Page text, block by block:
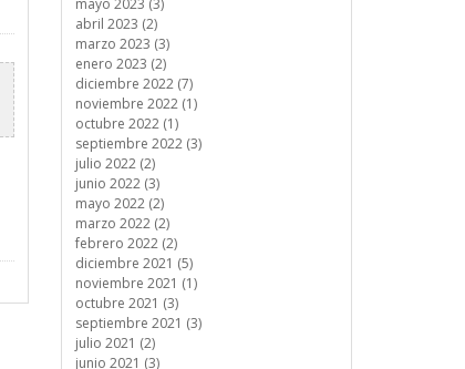
mayo 2023 (3)
abril 2023 (2)
marzo 2023 (3)
enero 2023 (2)
diciembre 2022 (7)
noviembre 2022 (1)
octubre 2022 (1)
septiembre 2022 (3)
julio 2022 (2)
junio 2022 (3)
mayo 2022 (2)
marzo 2022 (2)
febrero 2022 (2)
diciembre 2021 (5)
noviembre 2021 (1)
octubre 2021 (3)
septiembre 2021 (3)
julio 2021 (2)
junio 2021 (3)